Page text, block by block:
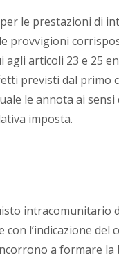
le prestazioni di
provvigioni
articoli 23 e 25
previsti dal primo
le annota ai sensi
imposta.
intracomunitario
con l’indicazione
a formare la